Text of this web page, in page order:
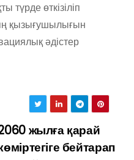
түрде өткізіліп
қызығушылығын
әдістер
жылға қарай
бейтарап